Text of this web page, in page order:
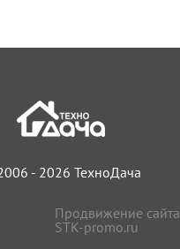
- 2026 ТехноДача
Продвижение сайта
STK-promo.ru